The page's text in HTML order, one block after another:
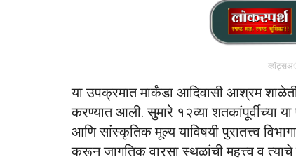
या उपक्रमात मार्कंडा आदिवासी आश्रम
करण्यात आली. सुमारे १२व्या शतकांपूर्वीच्या या
आणि सांस्कृतिक मूल्य याविषयी पुरातत्त्व
करून जागतिक वारसा स्थळांची महत्त्व व